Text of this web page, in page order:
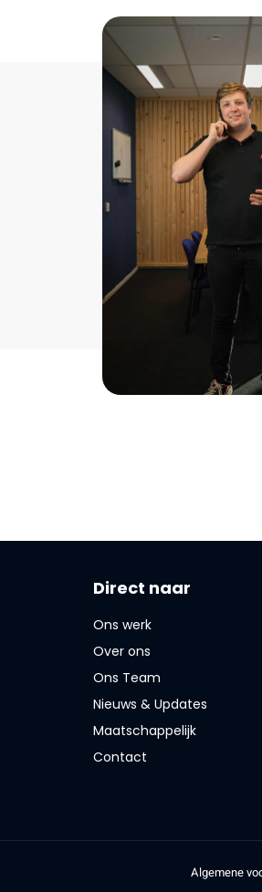
Direct naar
Ons werk
Over ons
Ons Team
Nieuws & Updates
Maatschappelijk
Contact
Algemene